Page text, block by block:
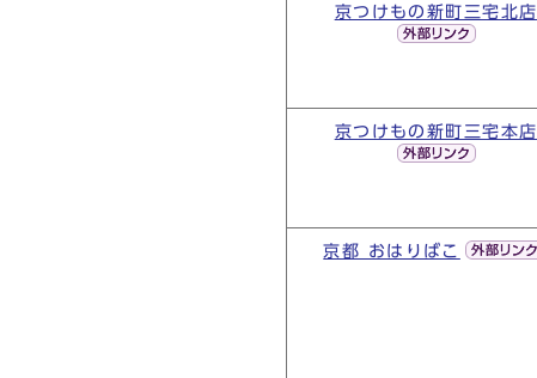
京つけもの新町三宅北店
京つけもの新町三宅本店
京都 おはりばこ